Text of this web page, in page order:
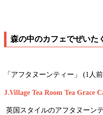
森の中のカフェでぜいた
「アフタヌーンティー」 (1人
J.Village Tea Room Tea Grace
英国スタイルのアフタヌーン